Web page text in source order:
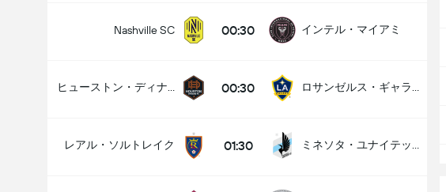
Nashville SC 00:30 インテル・マイアミ
00:30
レアル・ソルトレイク 01:30